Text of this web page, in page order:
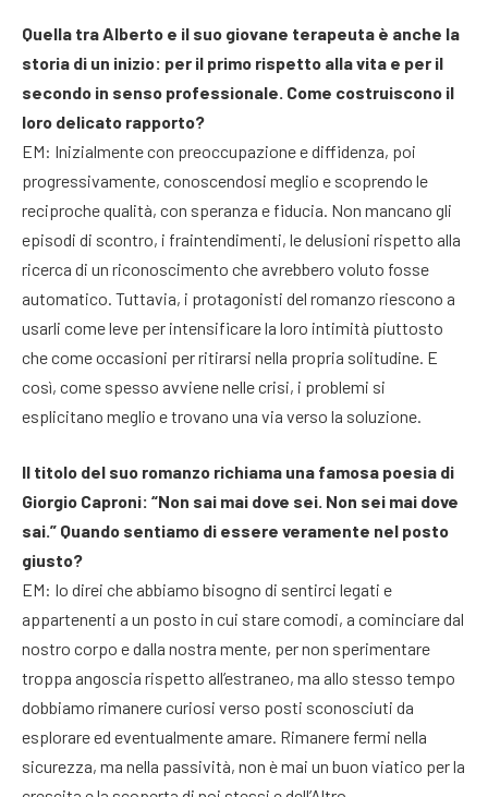
Quella tra Alberto e il suo giovane terapeuta è anche la
storia di un inizio: per il primo rispetto alla vita e per il
secondo in senso professionale. Come costruiscono il
loro delicato rapporto?
EM: Inizialmente con preoccupazione e diffidenza, poi
progressivamente, conoscendosi meglio e scoprendo le
reciproche qualità, con speranza e fiducia. Non mancano gli
episodi di scontro, i fraintendimenti, le delusioni rispetto alla
ricerca di un riconoscimento che avrebbero voluto fosse
automatico. Tuttavia, i protagonisti del romanzo riescono a
usarli come leve per intensificare la loro intimità piuttosto
che come occasioni per ritirarsi nella propria solitudine. E
così, come spesso avviene nelle crisi, i problemi si
esplicitano meglio e trovano una via verso la soluzione.
Il titolo del suo romanzo richiama una famosa poesia di
Giorgio Caproni: “Non sai mai dove sei. Non sei mai dove
sai.” Quando sentiamo di essere veramente nel posto
giusto?
EM: Io direi che abbiamo bisogno di sentirci legati e
appartenenti a un posto in cui stare comodi, a cominciare dal
nostro corpo e dalla nostra mente, per non sperimentare
troppa angoscia rispetto all’estraneo, ma allo stesso tempo
dobbiamo rimanere curiosi verso posti sconosciuti da
esplorare ed eventualmente amare. Rimanere fermi nella
sicurezza, ma nella passività, non è mai un buon viatico per la